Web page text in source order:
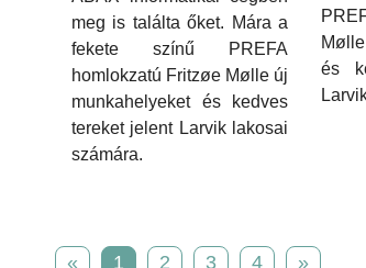
meg is találta őket. Mára a
fekete színű PREFA
homlokzatú Fritzøe Mølle új
munkahelyeket és kedves
tereket jelent Larvik lakosai
számára.
és
« 1 2 3 4 »